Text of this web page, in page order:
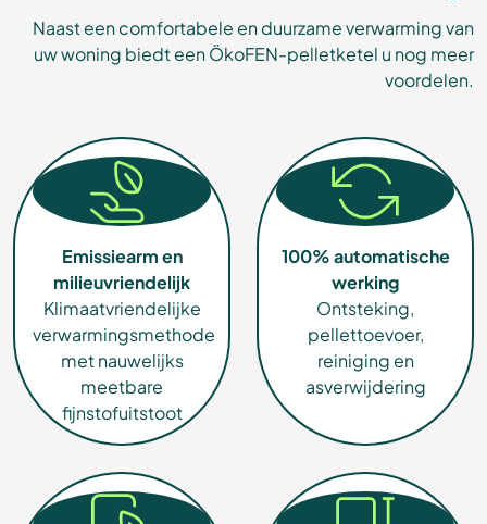
Naast een comfortabele en duurzame verwarming van
uw woning biedt een ÖkoFEN-pelletketel u nog meer
voordelen.
Emissiearm en
milieuvriendelijk
Klimaatvriendelijke
verwarmingsmethode
met nauwelijks
meetbare
fijnstofuitstoot
100% automatische
werking
Ontsteking,
pellettoevoer,
reiniging en
asverwijdering